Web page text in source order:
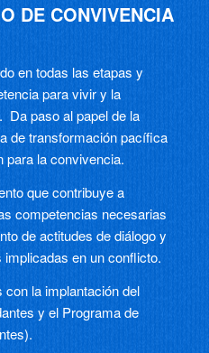
DE CONVIVENCIA
en todas las etapas y
para vivir y la
Da paso al papel de la
de transformación pacífica
para la convivencia.
que contribuye a
competencias necesarias
de actitudes de diálogo y
en un conflicto.
la implantación del
y el Programa de